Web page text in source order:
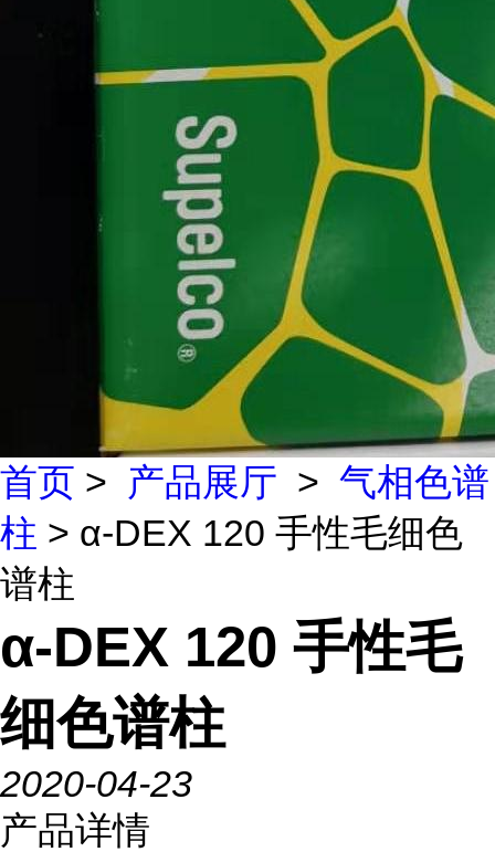
首页 > 产品展厅 > 气相色谱
柱 > α-DEX 120 手性毛细色
谱柱
α-DEX 120 手性毛
细色谱柱
2020-04-23
产品详情